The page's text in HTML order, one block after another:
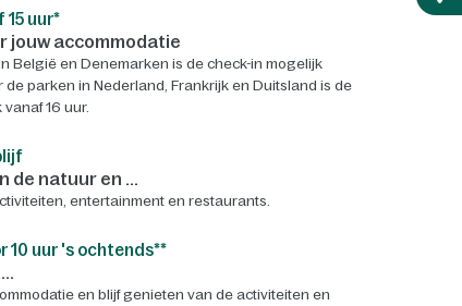
15 uur*
jouw accommodatie
België en Denemarken is de check-in mogelijk
de parken in Nederland, Frankrijk en Duitsland is de
16 uur.
de natuur en ...
entertainment en restaurants.
10 uur 's ochtends**
en blijf genieten van de activiteiten en